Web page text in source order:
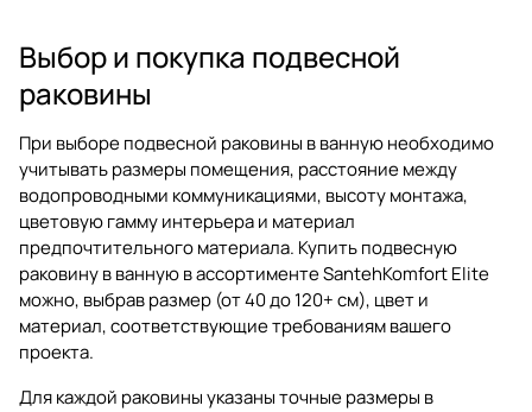
Выбор и покупка подвесной
раковины
При выборе подвесной раковины в ванную необходимо
учитывать размеры помещения, расстояние между
водопроводными коммуникациями, высоту монтажа,
цветовую гамму интерьера и материал
предпочтительного материала. Купить подвесную
раковину в ванную в ассортименте SantehKomfort Elite
можно, выбрав размер (от 40 до 120+ см), цвет и
материал, соответствующие требованиям вашего
проекта.
Для каждой раковины указаны точные размеры в